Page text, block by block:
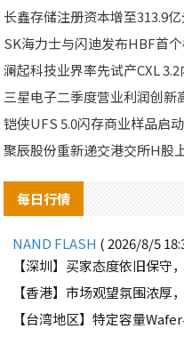
长鑫存储注册资本增至313.9
SK海力士与闪迪发布HBF首
澜起科技业界率先试产CXL
三星电子二季度营业利润创新
铠侠UFS 5.0闪存商业样品启
聚辰股份重新递交港交所H股
每日行情
NAND FLASH ( 2026/8/5
【深圳】买家态度依旧保守
【香港】市场观望氛围浓厚